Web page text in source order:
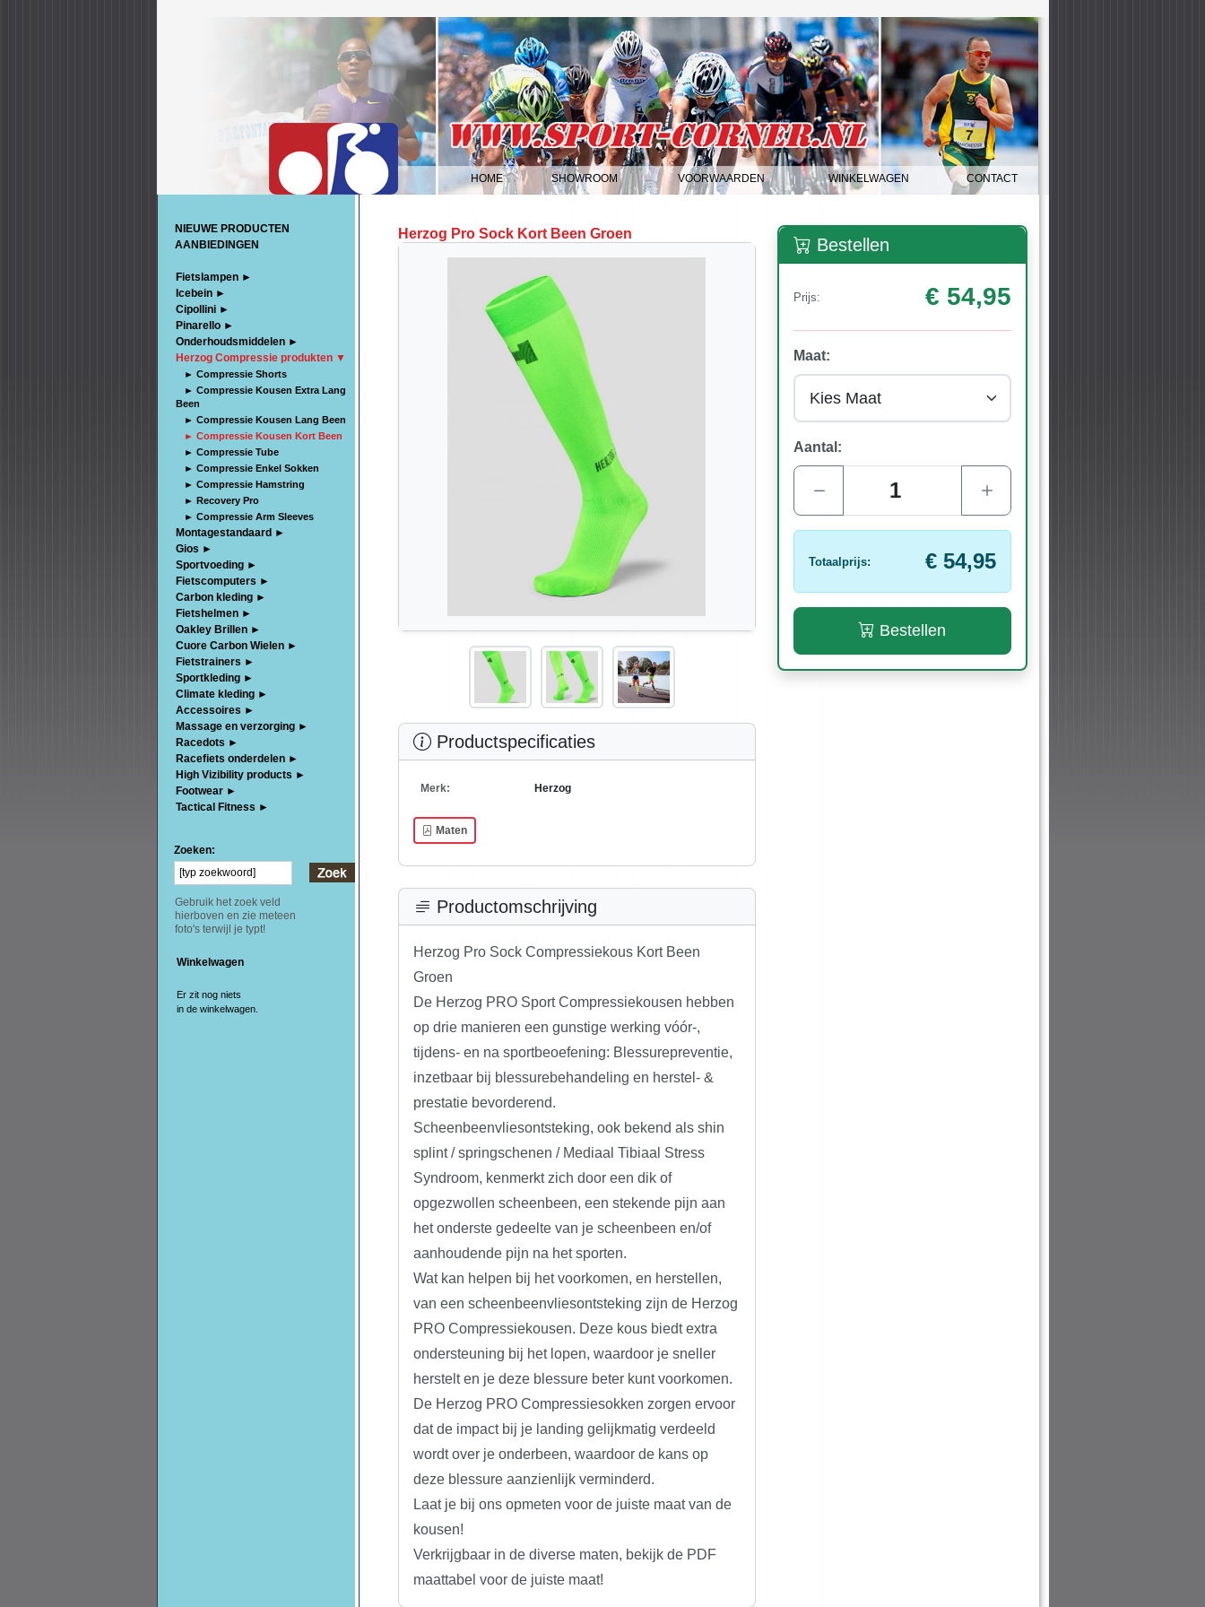
HOME | SHOWROOM | VOORWAARDEN | WINKELWAGEN CONTACT
NIEUWE PRODUCTEN
AANBIEDINGEN
Fietslampen ►
Icebein ►
Cipollini ►
Pinarello ►
Onderhoudsmiddelen ►
Herzog Compressie produkten ▼
► Compressie Shorts
► Compressie Kousen Extra Lang
Been
► Compressie Kousen Lang Been
► Compressie Kousen Kort Been
► Compressie Tube
► Compressie Enkel Sokken
► Compressie Hamstring
► Recovery Pro
► Compressie Arm Sleeves
Montagestandaard ►
Gios ►
Sportvoeding ►
Fietscomputers ►
Carbon kleding ►
Fietshelmen ►
Oakley Brillen ►
Cuore Carbon Wielen ►
Fietstrainers ►
Sportkleding ►
Climate kleding ►
Accessoires ►
Massage en verzorging ►
Racedots ►
Racefiets onderdelen ►
High Vizibility products ►
Footwear ►
Tactical Fitness ►
Zoeken:
Gebruik het zoek veld
hierboven en zie meteen
foto's terwijl je typt!
Winkelwagen
Er zit nog niets
in de winkelwagen.
Herzog Pro Sock Kort Been Groen
Productspecificaties
Merk: Herzog
Maten
Productomschrijving
Herzog Pro Sock Compressiekous Kort Been
Groen
De Herzog PRO Sport Compressiekousen hebben
op drie manieren een gunstige werking vóór-,
tijdens- en na sportbeoefening: Blessurepreventie,
inzetbaar bij blessurebehandeling en herstel- &
prestatie bevorderend.
Scheenbeenvliesontsteking, ook bekend als shin
splint / springschenen / Mediaal Tibiaal Stress
Syndroom, kenmerkt zich door een dik of
opgezwollen scheenbeen, een stekende pijn aan
het onderste gedeelte van je scheenbeen en/of
aanhoudende pijn na het sporten.
Wat kan helpen bij het voorkomen, en herstellen,
van een scheenbeenvliesontsteking zijn de Herzog
PRO Compressiekousen. Deze kous biedt extra
ondersteuning bij het lopen, waardoor je sneller
herstelt en je deze blessure beter kunt voorkomen.
De Herzog PRO Compressiesokken zorgen ervoor
dat de impact bij je landing gelijkmatig verdeeld
wordt over je onderbeen, waardoor de kans op
deze blessure aanzienlijk verminderd.
Laat je bij ons opmeten voor de juiste maat van de
kousen!
Verkrijgbaar in de diverse maten, bekijk de PDF
maattabel voor de juiste maat!
Bestellen
Prijs: € 54,95
Maat:
Aantal:
Totaalprijs: € 54,95
Bestellen